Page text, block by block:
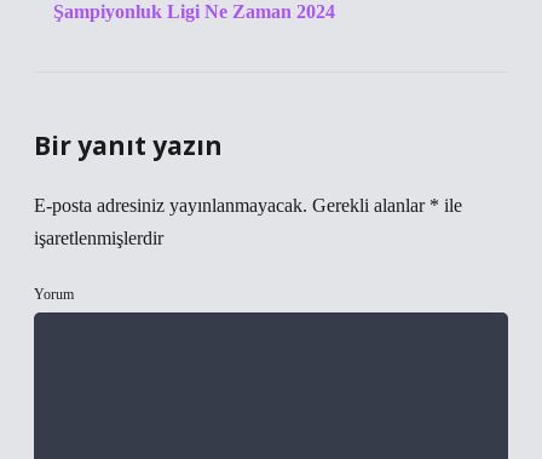
Şampiyonluk Ligi Ne Zaman 2024
Bir yanıt yazın
E-posta adresiniz yayınlanmayacak. Gerekli alanlar * ile
işaretlenmişlerdir
Yorum